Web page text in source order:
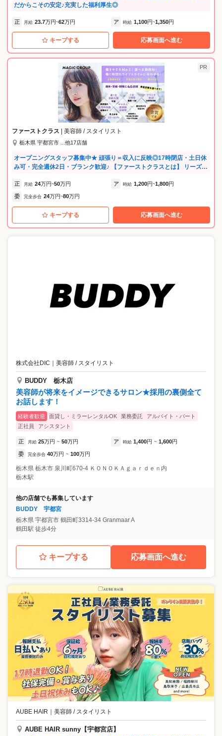
だからこその安定♪充実した福利厚生◎
正 月給 23.7万円~62万円 ア 時給 1,100円~1,350円
キープする 応募画面へ進む
PR
ファーストクラス | 美容師 / スタイリスト
栃木県 宇都宮市 ...他17店舗
オープニングスタッフ募集中★ 頑張り＝収入に反映◎17時閉店・土日休
み可・完全週休2日・ブランク歓迎♪ 【ファーストクラスとは】 リーズナ
約不要なのでお子さんの急な休みなどにも対応できるなど、柔軟な働き
方ができます！ どの店舗も好立地で集客もばっちりです♪ 続々と新店オ
き方」を叶える★ ・結婚・育児など将来のライフイベントを楽しみなが
ら、大好きな美容師を続けられる環境です。 ・子育て中のママ・パパ美
容師も活躍中です！ ・自分の可能性を広げたい、将来は店を持ちたいな
サポートで不安を解消★ ・20代〜50代まで幅広く活躍中！最新技術やカ
ットの不安もマンツーマンで解消します。 ・一度美容業界を離れた方も
大歓迎。ブランクがある方の「再出発」を大切にします。 弊社では4ブ
ランド・46店舗を展開しており、 リーズナブル・中価格・高価格なサロ
正 月給 24万円~50万円 ア 時給 1,200円~1,800円
委 完全歩合 24万円 ~80万円
キープする 応募画面へ進む
株式会社DIC 美容師 / スタイリスト
BUDDY 栃木店
美容師が将来をイメージできるサロン★採用の裏側全て
お話します！
経験者歓迎 面貸し・ミラーレンタルOK 業務委託
アルバイト・パート
正社員
アシスタント
正 月給 25万円 ~ 50万円 ア 時給 1,400円 ~ 1,600円
委 完全歩合 40万円 ~ 100万円
栃木県 栃木市 泉川町670-4 ＫＯＮＯＫＡｇａｒｄｅｎ内
栃木駅
他の店舗でも募集しています
BUDDY 宇都宮
栃木県 宇都宮市 鶴田町3314-34 Granmaar A
鶴田駅 徒歩4分
キープする 応募画面へ進む
AUBE HAIR 美容師 / スタイリスト
AUBE HAIR sunny【宇都宮店】